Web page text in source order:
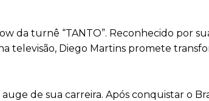
da turnê “TANTO”. Reconhecido por
televisão, Diego Martins promete
de sua carreira. Após conquistar o